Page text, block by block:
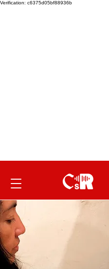
Verification: c6375d05bf88936b